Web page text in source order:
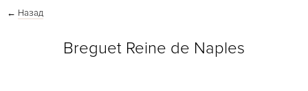
← Назад
Breguet Reine de Naples